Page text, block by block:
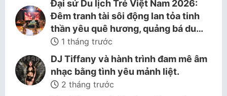
Đại sứ Du lịch Trẻ Việt Nam 2026:
Đêm tranh tài sôi động lan tỏa tinh
thần yêu quê hương, quảng bá du…
1 tháng trước
DJ Tiffany và hành trình đam mê âm
nhạc bằng tình yêu mảnh liệt.
2 tháng trước